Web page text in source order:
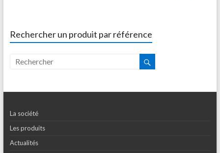
Rechercher un produit par référence
La société
Les produits
Actualités